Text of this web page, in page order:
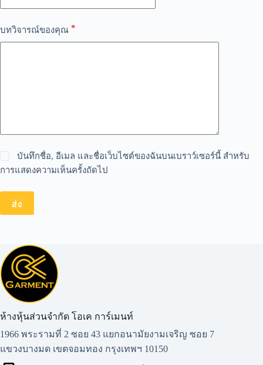
บทวิจารณ์ของคุณ *
บันทึกชื่อ, อีเมล และชื่อเว็บไซต์ของฉันบนเบราว์เซอร์นี้ สำหรับ
การแสดงความเห็นครั้งถัดไป
ส่ง
ห้างหุ้นส่วนจำกัด โอเค การ์เมนท์​
1966 พระรามที่ 2 ซอย 43 แยกอนามัยงามเจริญ ซอย 7
แขวงบางมด เขตจอมทอง กรุงเทพฯ 10150